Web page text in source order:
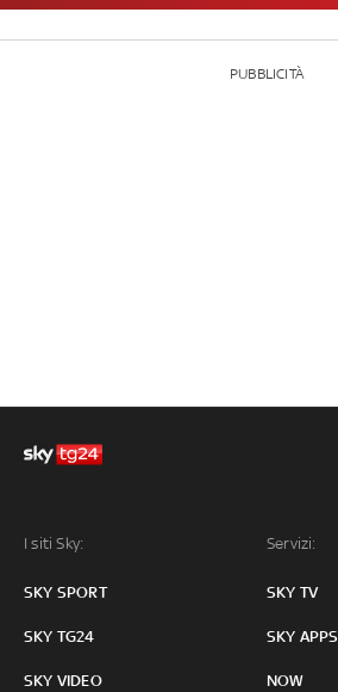
PUBBLICITÀ
I siti Sky:
SKY SPORT
SKY TG24
SKY VIDEO
Servizi:
SKY TV
SKY APPS
NOW